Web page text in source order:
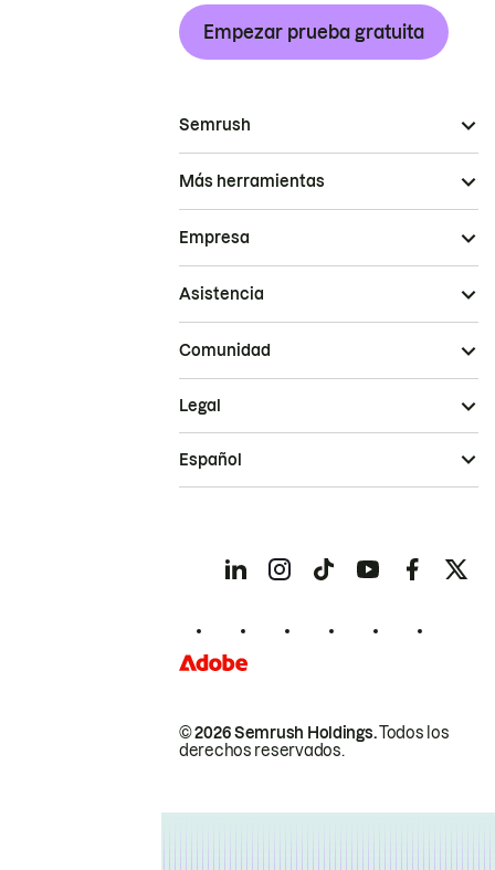
Empezar prueba gratuita
Semrush
Más herramientas
Empresa
Asistencia
Comunidad
© 2026 Semrush Holdings.Todos los
derechos reservados.
Legal
Español